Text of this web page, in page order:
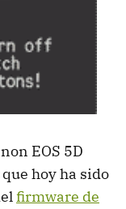
EOS 5D
hoy ha sido
firmware de